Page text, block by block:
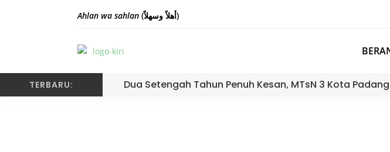
Ahlan wa sahlan (أهلاً وسهلاً)
TERBARU: Dua Setengah Tahun Penuh Kesan, MTsN 3 Kota